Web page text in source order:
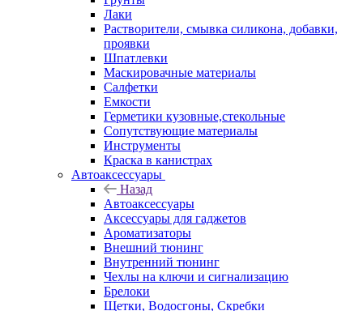
Лаки
Растворители, смывка силикона, добавки,
проявки
Шпатлевки
Маскировачные материалы
Салфетки
Емкости
Герметики кузовные,стекольные
Сопутствующие материалы
Инструменты
Краска в канистрах
Автоаксессуары
Назад
Автоаксессуары
Аксессуары для гаджетов
Ароматизаторы
Внешний тюнинг
Внутренний тюнинг
Чехлы на ключи и сигнализацию
Брелоки
Щетки, Водосгоны, Скребки